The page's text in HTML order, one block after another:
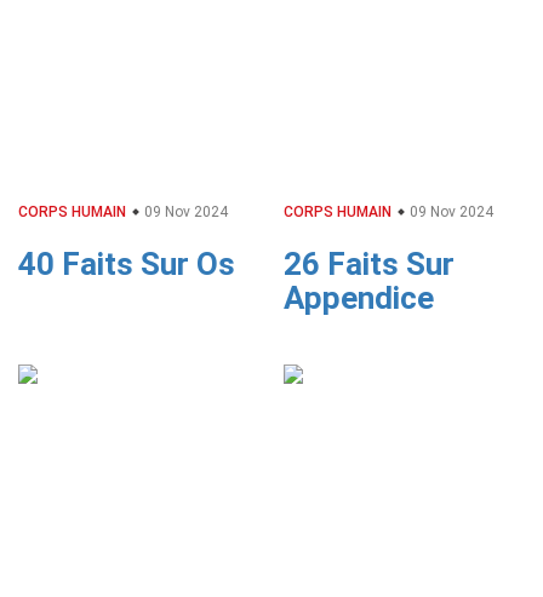
CORPS HUMAIN 09 Nov 2024
40 Faits Sur Os
CORPS HUMAIN 09 Nov 2024
26 Faits Sur
Appendice